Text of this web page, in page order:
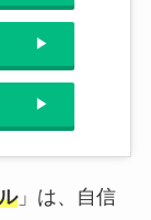
」は、自信